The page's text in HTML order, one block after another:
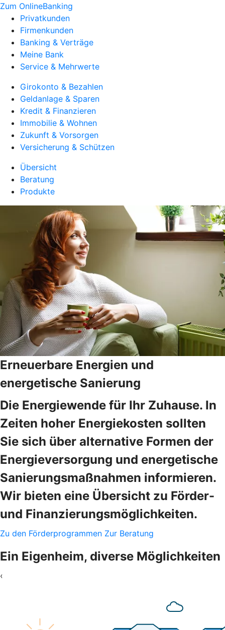
Zum OnlineBanking
Privatkunden
Firmenkunden
Banking & Verträge
Meine Bank
Service & Mehrwerte
Girokonto & Bezahlen
Geldanlage & Sparen
Kredit & Finanzieren
Immobilie & Wohnen
Zukunft & Vorsorgen
Versicherung & Schützen
Übersicht
Beratung
Produkte
Erneuerbare Energien und
energetische Sanierung
Die Energiewende für Ihr Zuhause. In
Zeiten hoher Energiekosten sollten
Sie sich über alternative Formen der
Energieversorgung und energetische
Sanierungsmaßnahmen informieren.
Wir bieten eine Übersicht zu Förder-
und Finanzierungsmöglichkeiten.
Zu den Förderprogrammen Zur Beratung
Ein Eigenheim, diverse Möglichkeiten
‹